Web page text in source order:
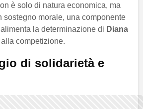
è solo di natura economica, ma
sostegno morale, una componente
la determinazione di Diana
competizione.
di solidarietà e